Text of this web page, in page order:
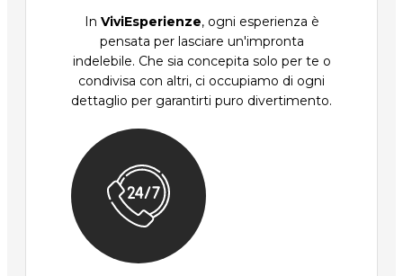
In ViviEsperienze, ogni esperienza è
pensata per lasciare un'impronta
indelebile. Che sia concepita solo per te o
condivisa con altri, ci occupiamo di ogni
dettaglio per garantirti puro divertimento.